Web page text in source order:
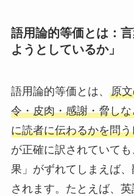
語用論的等価とは：
ようとしているか」
語用論的等価とは、 原
令・皮肉・感謝・脅し
に読者に伝わるかを問
が正確に訳されていて
果」がずれてしまえば
されます。たとえば、